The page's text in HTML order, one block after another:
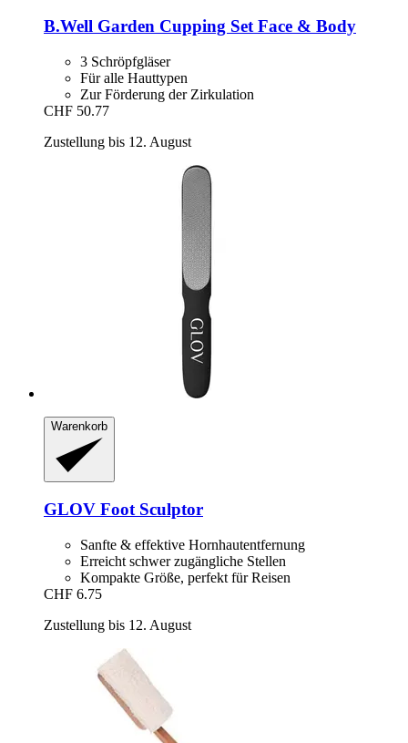
B.Well Garden Cupping Set Face & Body
3 Schröpfgläser
Für alle Hauttypen
Zur Förderung der Zirkulation
CHF 50.77
Zustellung bis 12. August
Warenkorb
GLOV Foot Sculptor
Sanfte & effektive Hornhautentfernung
Erreicht schwer zugängliche Stellen
Kompakte Größe, perfekt für Reisen
CHF 6.75
Zustellung bis 12. August